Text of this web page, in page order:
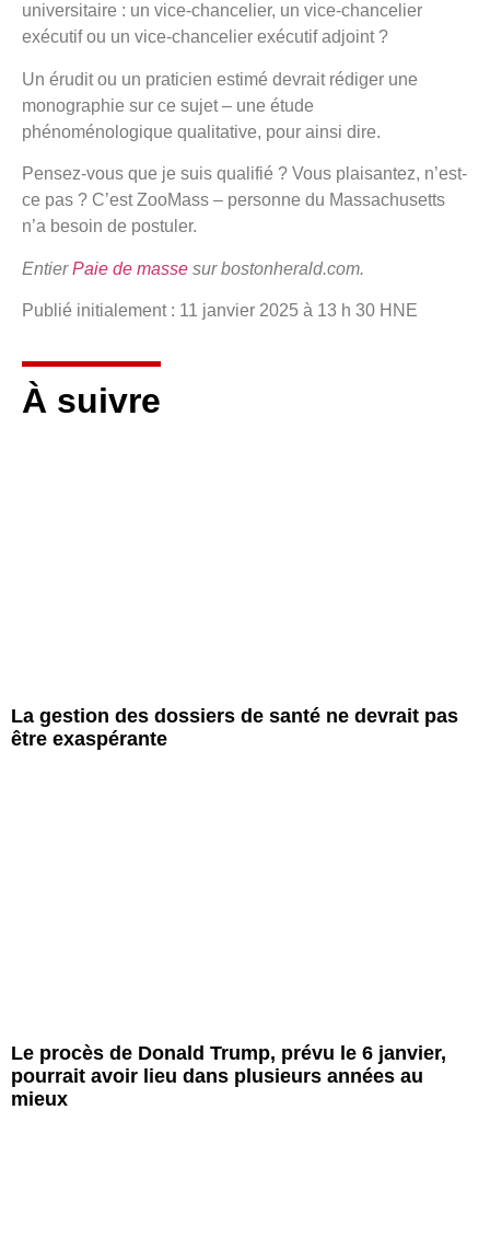
universitaire : un vice-chancelier, un vice-chancelier
exécutif ou un vice-chancelier exécutif adjoint ?
Un érudit ou un praticien estimé devrait rédiger une
monographie sur ce sujet – une étude
phénoménologique qualitative, pour ainsi dire.
Pensez-vous que je suis qualifié ? Vous plaisantez, n’est-
ce pas ? C’est ZooMass – personne du Massachusetts
n’a besoin de postuler.
EntierPaie de masse sur bostonherald.com.
Publié initialement : 11 janvier 2025 à 13 h 30 HNE
À suivre
La gestion des dossiers de santé ne devrait pas
être exaspérante
Le procès de Donald Trump, prévu le 6 janvier,
pourrait avoir lieu dans plusieurs années au
mieux